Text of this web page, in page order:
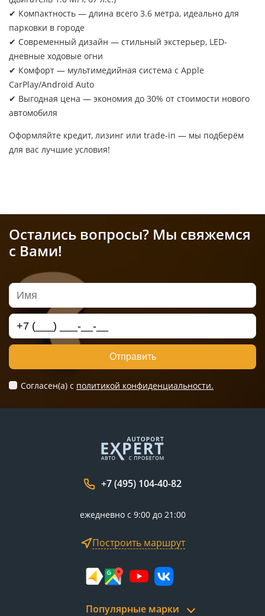
✔ Компактность — длина всего 3.6 метра, идеально для
парковки в городе
✔ Современный дизайн — стильный экстерьер, LED-
дневные ходовые огни
✔ Комфорт — мультимедийная система с Apple
CarPlay/Android Auto
✔ Выгодная цена — экономия до 30% от стоимости нового
автомобиля
Оформляйте кредит, лизинг или trade-in — мы подберём
для вас лучшие условия!
Остались вопросы? Мы свяжемся
с Вами!
Отправить
Согласен(а) c политикой конфиденциальности.
+7 (495) 104-40-82
ежедневно с 9:00 до 21:00
Построить маршрут
Популярные марки